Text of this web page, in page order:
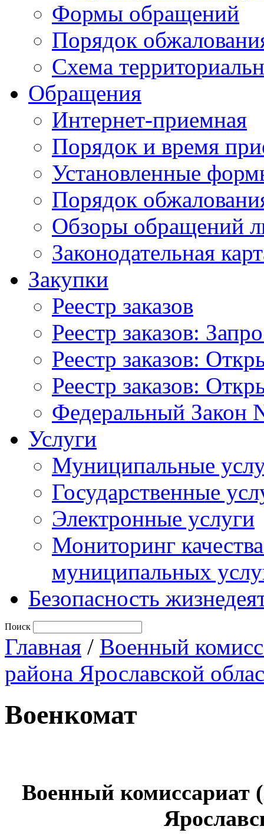
Формы обращений
Порядок
Схема
Обращения
Интернет-приемная
Порядок и время
Установленные
Порядок
Обзоры обращений
Законодательная
Закупки
Реестр заказов
Реестр заказов:
Реестр заказов:
Реестр заказов:
Федеральный Закон
Услуги
Муниципальные
Государственные
Электронные услуги
Мониторинг
муниципальных
Безопасность
Поиск
Главная / Военный
района Ярославской
Военкомат
Военный комиссариат